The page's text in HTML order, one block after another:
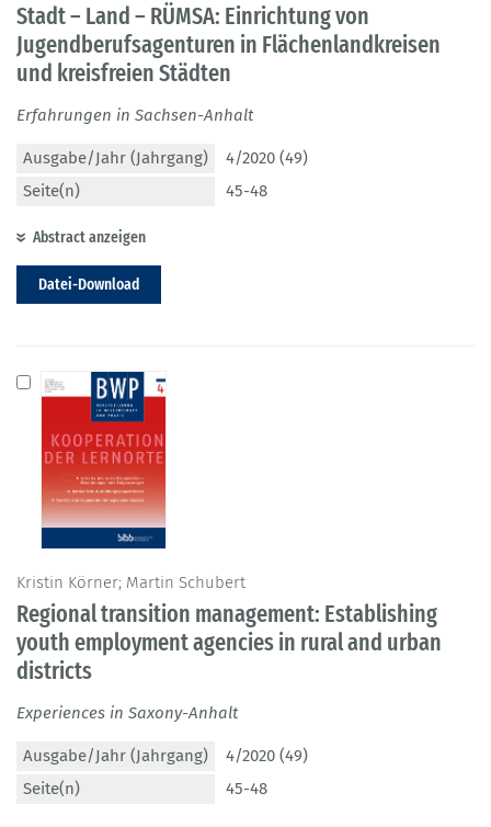
Stadt – Land – RÜMSA: Einrichtung von
Jugendberufsagenturen in Flächenlandkreisen
und kreisfreien Städten
Erfahrungen in Sachsen-Anhalt
Ausgabe/Jahr (Jahrgang)
4/2020 (49)
Seite(n)
45-48
Abstract anzeigen
Datei-Download
Kristin Körner; Martin Schubert
Regional transition management: Establishing
youth employment agencies in rural and urban
districts
Experiences in Saxony-Anhalt
Ausgabe/Jahr (Jahrgang)
4/2020 (49)
Seite(n)
45-48